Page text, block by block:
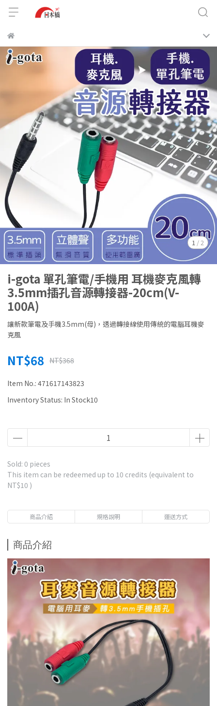
1 / 2
i-gota 單孔筆電/手機用 耳機麥克風轉
3.5mm插孔音源轉接器-20cm(V-
100A)
讓新款筆電及手機3.5mm(母)，透過轉接線使用傳統的電腦耳機麥
克風
NT$68 NT$368
Item No.: 471617143823
Inventory Status: In Stock10
Sold: 0 pieces
This item can be redeemed up to 10 credits (equivalent to
NT$10 )
商品介紹 規格說明 運送方式
商品介紹